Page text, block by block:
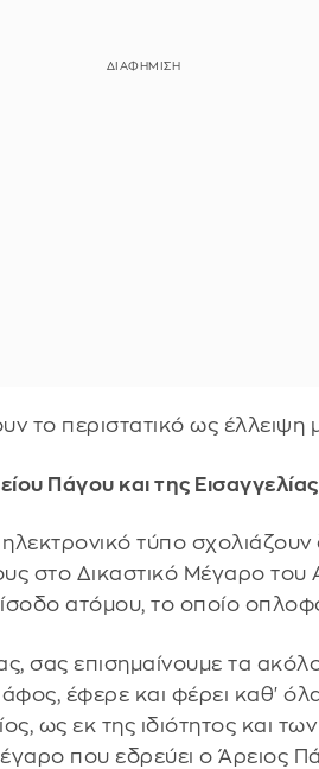
το περιστατικό ως
Πάγου και της
τύπο σχολιάζουν
στο Δικαστικό Μέγαρο του
ατόμου, το οποίο
σας επισημαίνουμε τα
έφερε και φέρει καθ'
ως εκ της ιδιότητος και
που εδρεύει ο Άρειος